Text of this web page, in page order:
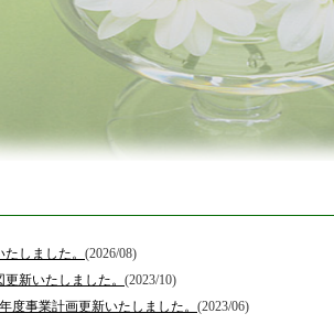
しました。 (2026/08)
新いたしました。 (2023/10)
度事業計画更新いたしました。 (2023/06)